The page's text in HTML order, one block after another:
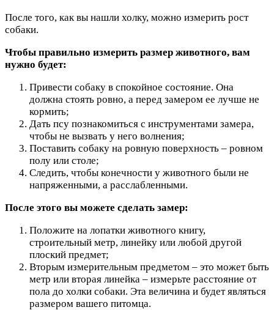
После того, как вы нашли холку, можно измерить рост
собаки.
Чтобы правильно измерить размер животного, вам
нужно будет:
Привести собаку в спокойное состояние. Она
должна стоять ровно, а перед замером ее лучше не
кормить;
Дать псу познакомиться с инструментами замера,
чтобы не вызвать у него волнения;
Поставить собаку на ровную поверхность – ровном
полу или столе;
Следить, чтобы конечности у животного были не
напряженными, а расслабленными.
После этого вы можете сделать замер:
Положите на лопатки животного книгу,
строительный метр, линейку или любой другой
плоский предмет;
Вторым измерительным предметом – это может быть
метр или вторая линейка – измерьте расстояние от
пола до холки собаки. Эта величина и будет являться
размером вашего питомца.